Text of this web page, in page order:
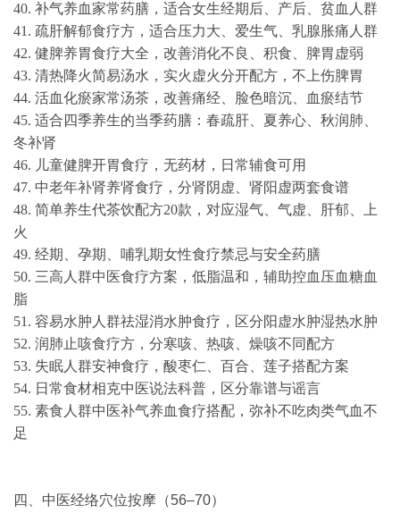
40. 补气养血家常药膳，适合女生经期后、产后、贫血人群
41. 疏肝解郁食疗方，适合压力大、爱生气、乳腺胀痛人群
42. 健脾养胃食疗大全，改善消化不良、积食、脾胃虚弱
43. 清热降火简易汤水，实火虚火分开配方，不上伤脾胃
44. 活血化瘀家常汤茶，改善痛经、脸色暗沉、血瘀结节
45. 适合四季养生的当季药膳：春疏肝、夏养心、秋润肺、
冬补肾
46. 儿童健脾开胃食疗，无药材，日常辅食可用
47. 中老年补肾养肾食疗，分肾阴虚、肾阳虚两套食谱
48. 简单养生代茶饮配方20款，对应湿气、气虚、肝郁、上
火
49. 经期、孕期、哺乳期女性食疗禁忌与安全药膳
50. 三高人群中医食疗方案，低脂温和，辅助控血压血糖血
脂
51. 容易水肿人群祛湿消水肿食疗，区分阳虚水肿湿热水肿
52. 润肺止咳食疗方，分寒咳、热咳、燥咳不同配方
53. 失眠人群安神食疗，酸枣仁、百合、莲子搭配方案
54. 日常食材相克中医说法科普，区分靠谱与谣言
55. 素食人群中医补气养血食疗搭配，弥补不吃肉类气血不
足
四、中医经络穴位按摩（56–70）